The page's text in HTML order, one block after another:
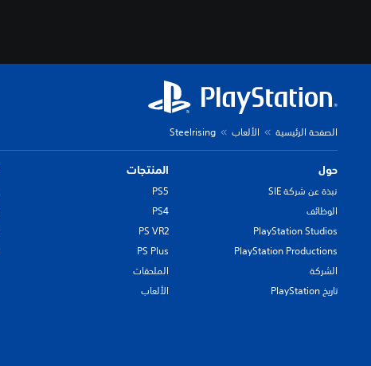
الصفحة الرئيسية الألعاب Steelrising
حول
نبذة عن شركة SIE
الوظائف
PlayStation Studios
PlayStation Productions
الشركة
تاريخ PlayStation
المنتجات
PS5
PS4
PS VR2
PS Plus
الملحقات
الألعاب